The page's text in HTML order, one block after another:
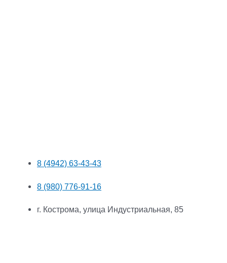
8 (4942) 63-43-43
8 (980) 776-91-16
г. Кострома, улица Индустриальная, 85